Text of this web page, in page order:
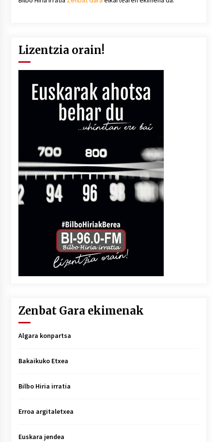
Lizentzia orain!
Zenbat Gara ekimenak
Algara konpartsa
Bakaikuko Etxea
Bilbo Hiria irratia
Erroa argitaletxea
Euskara jendea